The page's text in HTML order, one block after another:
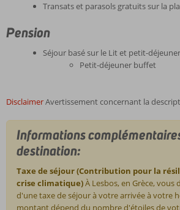
Transats et parasols gratuits sur la
Pension
Séjour basé sur le Lit et petit-
Petit-déjeuner buffet
DisclaimerAvertissement concernant la
Informations
destination:
Taxe de séjour (Contribution pour la
crise climatique)À Lesbos, en Grèce,
d'une taxe de séjour à votre arrivée à votre
montant dépend du nombre d'étoiles de